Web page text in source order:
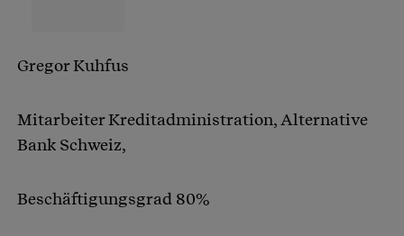
Gregor Kuhfus
Mitarbeiter Kreditadministration, Alternative
Bank Schweiz,
Beschäftigungsgrad 80%